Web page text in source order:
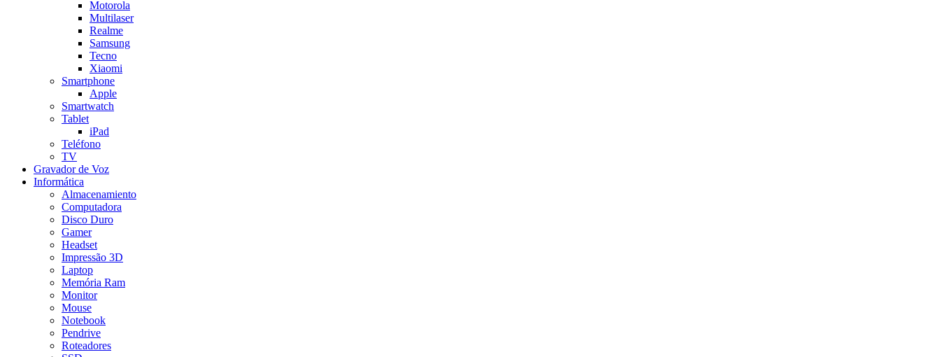
Motorola
Multilaser
Realme
Samsung
Tecno
Xiaomi
Smartphone
Apple
Smartwatch
Tablet
iPad
Teléfono
TV
Gravador de Voz
Informática
Almacenamiento
Computadora
Disco Duro
Gamer
Headset
Impressão 3D
Laptop
Memória Ram
Monitor
Mouse
Notebook
Pendrive
Roteadores